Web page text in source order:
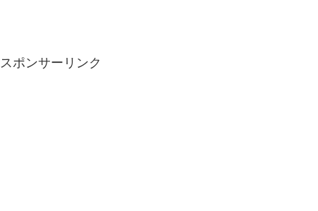
スポンサーリンク